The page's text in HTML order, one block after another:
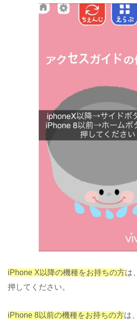
iPhone X以降の機種をお持ちの方は、
押してください。
iPhone 8以前の機種をお持ちの方は、